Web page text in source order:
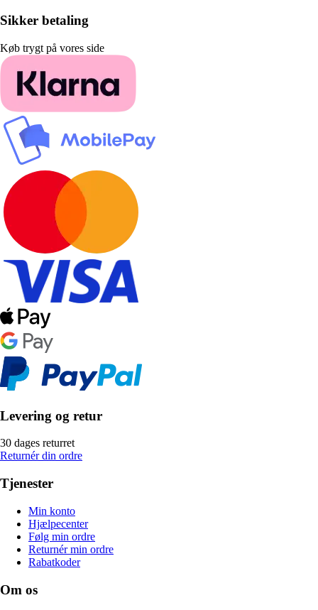
Sikker betaling
Køb trygt på vores side
Levering og retur
30 dages returret
Returnér din ordre
Tjenester
Min konto
Hjælpecenter
Følg min ordre
Returnér min ordre
Rabatkoder
Om os